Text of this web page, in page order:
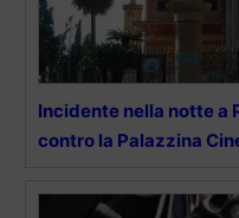
Incidente nella notte a
contro la Palazzina